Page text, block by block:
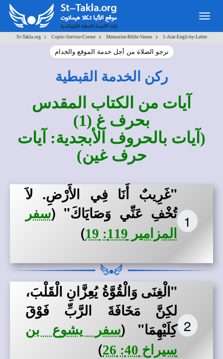
St-Takla.org> Coptic-Service-Corner> Memorize-Bible-Verses> 1-Aiat-Engil-by-Letter
نرجو الصلاة من أجل خدمة الموقع والخدام
ركن الخدمة القبطية
آيات من الكتاب المقدس
بحرف غ (1)
(آيات بالحروف الأبجدية: آيات
حرف غين)
1
"غَرِيبٌ أَنَا فِي الأَرْضِ. لاَ
تُخْفِ عَنِّي وَصَايَاكَ" (سفر
المزامير 119: 19
)
2
"الْغِنَى وَالْقُوَّةُ يُعِزَّانِ الْقَلْبَ،
لكِنَّ مَخَافَةَ الرَّبِّ فَوْقَ
كِلَيْهِمَا" (سفر يشوع بن
سيراخ 40: 26
)